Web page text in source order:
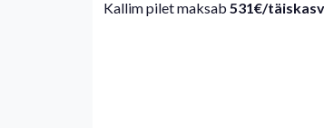
Kallim pilet maksab 531€/